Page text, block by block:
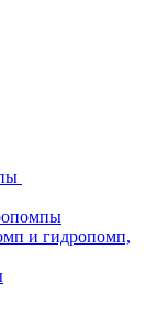
и гидропомп,